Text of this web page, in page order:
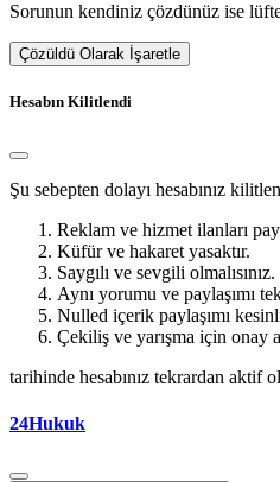
Sorunun kendiniz çözdünüz ise
Çözüldü Olarak İşaretle
Hesabın Kilitlendi
Şu sebepten dolayı hesabınız
Reklam ve hizmet ilanları
Küfür ve hakaret yasaktır.
Saygılı ve sevgili olmalısınız.
Aynı yorumu ve paylaşımı
Nulled içerik paylaşımı
Çekiliş ve yarışma için onay
tarihinde hesabınız tekrardan aktif
24Hukuk